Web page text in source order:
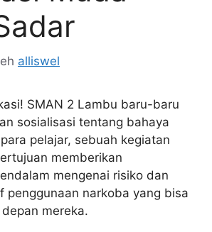
alliswel
SMAN 2 Lambu baru-baru
sosialisasi tentang bahaya
pelajar, sebuah kegiatan
memberikan
mengenai risiko dan
penggunaan narkoba yang bisa
mereka.